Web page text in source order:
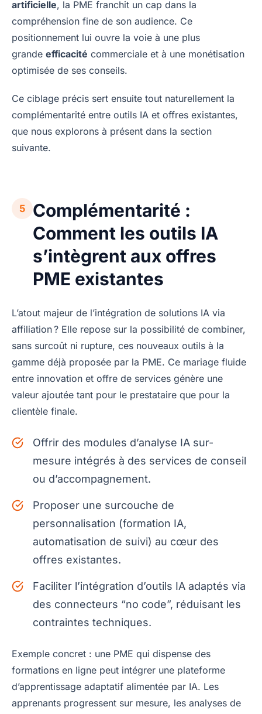
artificielle, la PME franchit un cap dans la
compréhension fine de son audience. Ce
positionnement lui ouvre la voie à une plus
grande efficacité commerciale et à une monétisation
optimisée de ses conseils.
Ce ciblage précis sert ensuite tout naturellement la
complémentarité entre outils IA et offres existantes,
que nous explorons à présent dans la section
suivante.
5
Complémentarité :
Comment les outils IA
s’intègrent aux offres
PME existantes
L’atout majeur de l’intégration de solutions IA via
affiliation ? Elle repose sur la possibilité de combiner,
sans surcoût ni rupture, ces nouveaux outils à la
gamme déjà proposée par la PME. Ce mariage fluide
entre innovation et offre de services génère une
valeur ajoutée tant pour le prestataire que pour la
clientèle finale.
Offrir des modules d’analyse IA sur-
mesure intégrés à des services de conseil
ou d’accompagnement.
Proposer une surcouche de
personnalisation (formation IA,
automatisation de suivi) au cœur des
offres existantes.
Faciliter l’intégration d’outils IA adaptés via
des connecteurs “no code”, réduisant les
contraintes techniques.
Exemple concret : une PME qui dispense des
formations en ligne peut intégrer une plateforme
d’apprentissage adaptatif alimentée par IA. Les
apprenants progressent sur mesure, les analyses de